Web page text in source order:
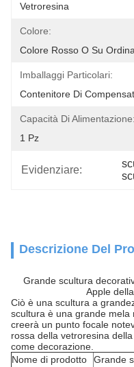
Vetroresina
Colore:
Colore Rosso O Su
Imballaggi Particolari:
Contenitore Di
Capacità Di Alimentazione:
1 Pz
Evidenziare:
Descrizione Del
Grande scultura
Apple
Ciò è una scultura a
scultura è una grande mela
creerà un punto focale
rossa della vetroresina
come decorazione.
Nome di prodotto
Grande